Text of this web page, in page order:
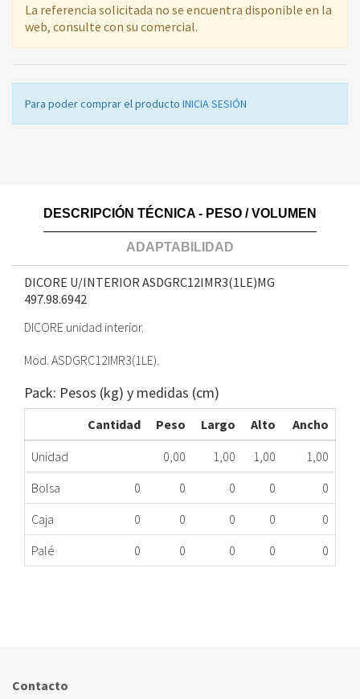
La referencia solicitada no se encuentra disponible en la
web, consulte con su comercial.
Para poder comprar el producto INICIA SESIÓN
DESCRIPCIÓN TÉCNICA - PESO / VOLUMEN
ADAPTABILIDAD
DICORE U/INTERIOR ASDGRC12IMR3(1LE)MG
497.98.6942
DICORE unidad interior.
Mod. ASDGRC12IMR3(1LE).
Pack: Pesos (kg) y medidas (cm)
Cantidad Peso Largo Alto
Ancho
Unidad
0,00 1,00 1,00
1,00
Bolsa
0 0 0 0
0
Caja
0 0 0 0
0
Palé
0 0 0 0 0
Contacto